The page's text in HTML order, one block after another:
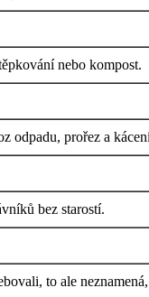
nebo kompost.
odpadu, prořez a
bez starostí.
to ale